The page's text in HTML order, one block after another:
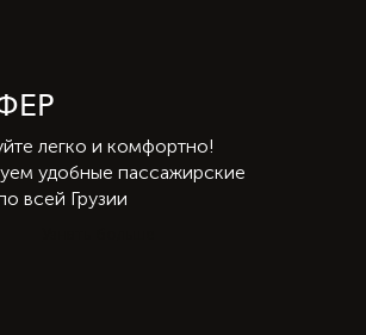
легко и комфортно!
удобные пассажирские
всей Грузии